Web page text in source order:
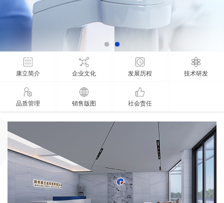
康立简介 企业文化 发展历程 技术研发
品质管理 销售版图 社会责任